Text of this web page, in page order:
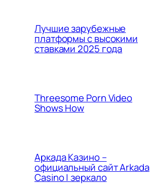
Лучшие зарубежные
платформы с высокими
ставками 2025 года
Threesome Porn Video
Shows How
Аркада Казино –
официальный сайт Arkada
Casino | зеркало